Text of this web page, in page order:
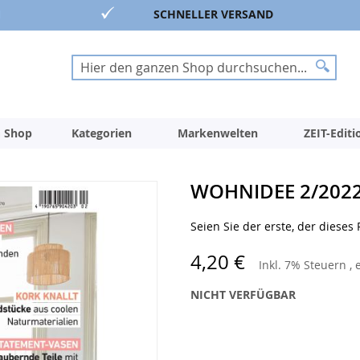
SCHNELLER VERSAND
Suche
Suche
Shop Kategorien Markenwelten ZEIT-
WOHNIDEE 2/
Seien Sie der erste, der dieses
4,20 € Inkl. 7% Steuern ,
NICHT VERFÜGBAR